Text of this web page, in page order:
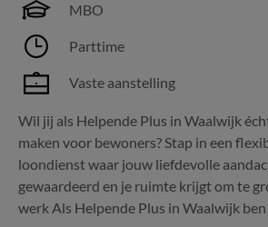
MBO
Parttime
Vaste aanstelling
Wil jij als Helpende Plus in Waalwijk
maken voor bewoners? Stap in een
loondienst waar jouw liefdevolle
gewaardeerd en je ruimte krijgt om te
werk Als Helpende Plus in Waalwijk